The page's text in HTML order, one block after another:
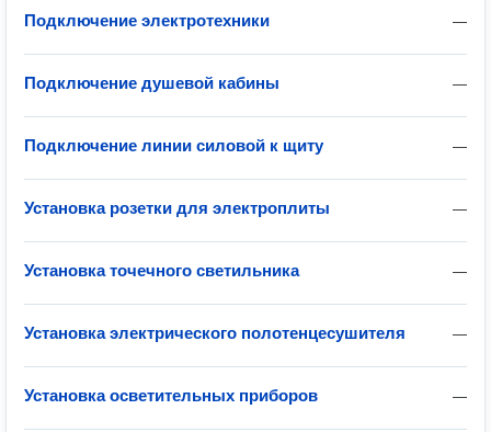
—
Подключение электротехники
—
Подключение душевой кабины
—
Подключение линии силовой к щиту
—
Установка розетки для электроплиты
—
Установка точечного светильника
—
Установка электрического полотенцесушителя
—
Установка осветительных приборов